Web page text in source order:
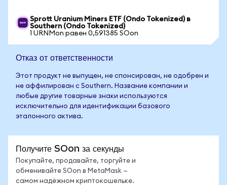
Sprott Uranium Miners ETF (Ondo Tokenized) в
Southern (Ondo Tokenized)
1 URNMon равен 0,591385 SOon
Отказ от ответственности
Этот продукт не выпущен, не спонсирован, не одобрен и
не аффилирован с Southern. Название компании и
любые другие товарные знаки используются
исключительно для идентификации базового
эталонного актива.
Получите SOon за секунды
Покупайте, продавайте, торгуйте и
обменивайте SOon в MetaMask —
самом надёжном криптокошельке.